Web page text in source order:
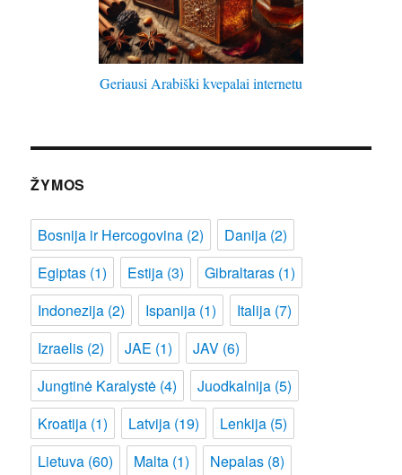
Geriausi Arabiški kvepalai internetu
ŽYMOS
Bosnija ir Hercogovina (2) Danija (2)
Egiptas (1) Estija (3) Gibraltaras (1)
Indonezija (2) Ispanija (1) Italija (7)
Izraelis (2) JAE (1) JAV (6)
Jungtinė Karalystė (4) Juodkalnija (5)
Kroatija (1) Latvija (19) Lenkija (5)
Lietuva (60) Malta (1) Nepalas (8)